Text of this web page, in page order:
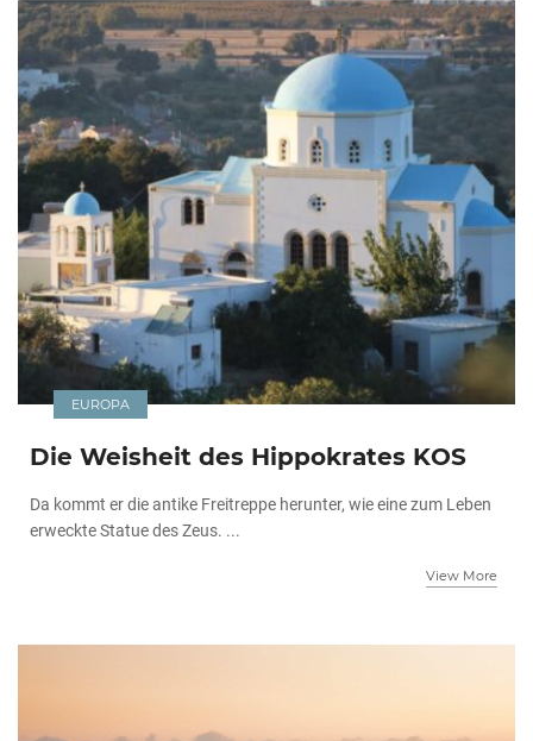
EUROPA
Die Weisheit des Hippokrates KOS
Da kommt er die antike Freitreppe herunter, wie eine zum Leben
erweckte Statue des Zeus. ...
View More